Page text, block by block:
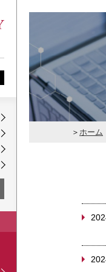
ホーム